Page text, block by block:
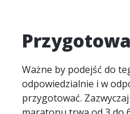
Ważne by podejść do
odpowiedzialnie i w
przygotować.